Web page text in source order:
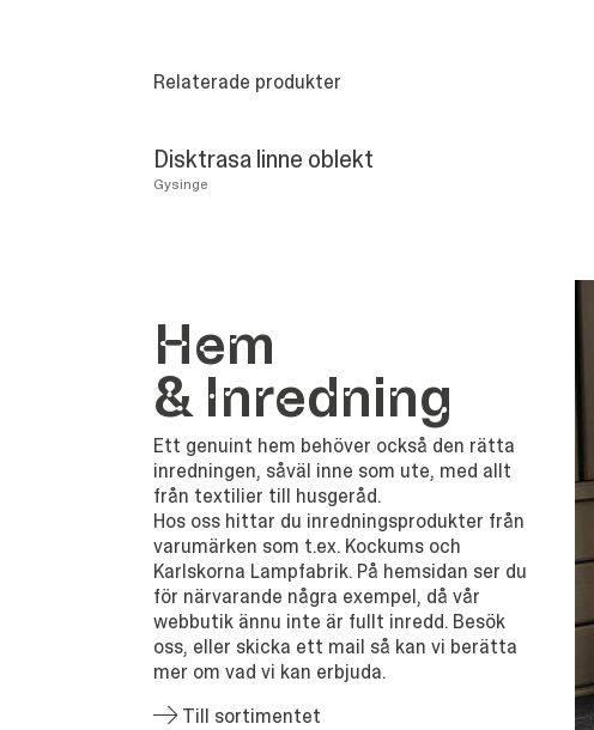
Relaterade produkter
Disktrasa linne oblekt
Gysinge
Hem
&Inredning
Ett genuint hem behöver också den rätta
inredningen, såväl inne som ute, med allt
från textilier till husgeråd.
Hos oss hittar du inredningsprodukter från
varumärken som t.ex. Kockums och
Karlskorna Lampfabrik. På hemsidan ser du
för närvarande några exempel, då vår
webbutik ännu inte är fullt inredd. Besök
oss, eller skicka ett mail så kan vi berätta
mer om vad vi kan erbjuda.
Till sortimentet